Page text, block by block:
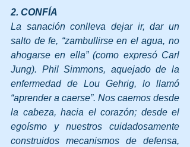
2. CONFÍA
La sanación conlleva dejar ir, dar un
salto de fe, “zambullirse en el agua, no
ahogarse en ella” (como expresó Carl
Jung). Phil Simmons, aquejado de la
enfermedad de Lou Gehrig, lo llamó
“aprender a caerse”. Nos caemos desde
la cabeza, hacia el corazón; desde el
egoísmo y nuestros cuidadosamente
construidos mecanismos de defensa,